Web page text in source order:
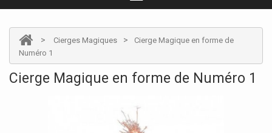
> Cierges Magiques >
Cierge Magique en forme de
Numéro 1
Cierge Magique en forme de Numéro 1